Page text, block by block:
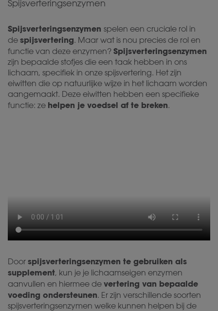
Spijsverteringsenzymen
Spijsverteringsenzymen spelen een cruciale rol in
de spijsvertering. Maar wat is nou precies de rol en
functie van deze enzymen? Spijsverteringsenzymen
zijn bepaalde stofjes die een taak hebben in ons
lichaam, specifiek in onze spijsvertering. Het zijn
eiwitten die op natuurlijke wijze in het lichaam worden
aangemaakt. Deze eiwitten hebben een specifieke
functie: ze helpen je voedsel af te breken.
Door spijsverteringsenzymen te gebruiken als
supplement, kun je je lichaamseigen enzymen
aanvullen en hiermee de vertering van bepaalde
voeding ondersteunen. Er zijn verschillende soorten
spijsverteringsenzymen welke kunnen helpen bij de